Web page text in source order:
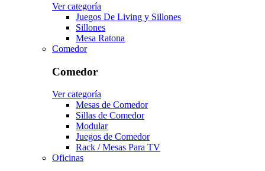
Ver categoría
Juegos De Living y Sillones
Sillones
Mesa Ratona
Comedor
Comedor
Ver categoría
Mesas de Comedor
Sillas de Comedor
Modular
Juegos de Comedor
Rack / Mesas Para TV
Oficinas